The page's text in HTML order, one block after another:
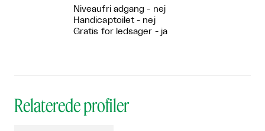
Niveaufri adgang - nej
Handicaptoilet - nej
Gratis for ledsager - ja
Relaterede profiler